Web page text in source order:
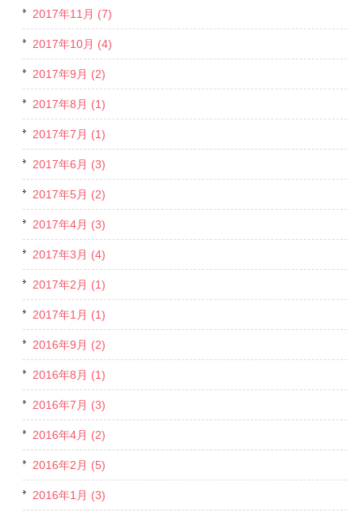
2017年11月 (7)
2017年10月 (4)
2017年9月 (2)
2017年8月 (1)
2017年7月 (1)
2017年6月 (3)
2017年5月 (2)
2017年4月 (3)
2017年3月 (4)
2017年2月 (1)
2017年1月 (1)
2016年9月 (2)
2016年8月 (1)
2016年7月 (3)
2016年4月 (2)
2016年2月 (5)
2016年1月 (3)